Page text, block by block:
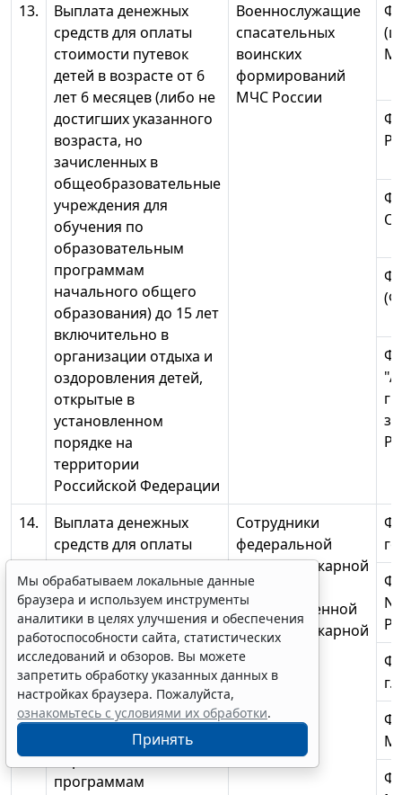
13.
Выплата денежных
средств для оплаты
стоимости путевок
детей в возрасте от 6
лет 6 месяцев (либо не
достигших указанного
возраста, но
зачисленных в
общеобразовательные
учреждения для
обучения по
образовательным
программам
начального общего
образования) до 15 лет
включительно в
организации отдыха и
оздоровления детей,
открытые в
установленном
порядке на
территории
Российской Федерации
Военнослужащие
спасательных
воинских
формирований
МЧС России
14.
Выплата денежных
средств для оплаты
стоимости путевок
детей в возрасте от 6
лет 6 месяцев (либо не
достигших указанного
возраста, но
зачисленных в
общеобразовательные
учреждения для
обучения по
образовательным
программам
Сотрудники
федеральной
противопожарной
службы
Государственной
противопожарной
службы
N
г.
Мы обрабатываем локальные данные
браузера и используем инструменты
аналитики в целях улучшения и обеспечения
работоспособности сайта, статистических
исследований и обзоров. Вы можете
запретить обработку указанных данных в
настройках браузера. Пожалуйста,
ознакомьтесь с условиями их обработки.
Принять